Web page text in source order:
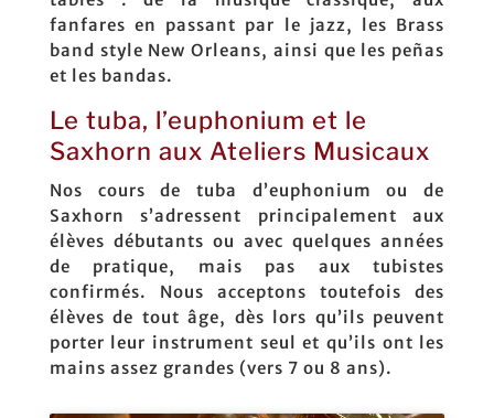
fanfares en passant par le jazz, les Brass
band style New Orleans, ainsi que les peñas
et les bandas.
Le tuba, l’euphonium et le
Saxhorn aux Ateliers Musicaux
Nos cours de tuba d’euphonium ou de
Saxhorn s’adressent principalement aux
élèves débutants ou avec quelques années
de pratique, mais pas aux tubistes
confirmés. Nous acceptons toutefois des
élèves de tout âge, dès lors qu’ils peuvent
porter leur instrument seul et qu’ils ont les
mains assez grandes (vers 7 ou 8 ans).